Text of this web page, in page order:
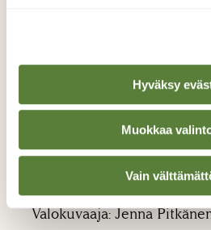
Hyväksy
Muokkaa
Vain
Lehtotähtimön
Valokuvaaja: Jenna